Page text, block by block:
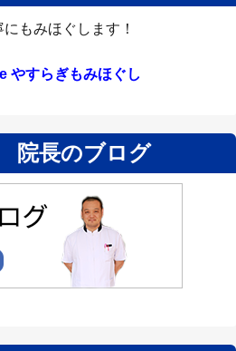
もみほぐします！
やすらぎもみほぐし
院長のブログ